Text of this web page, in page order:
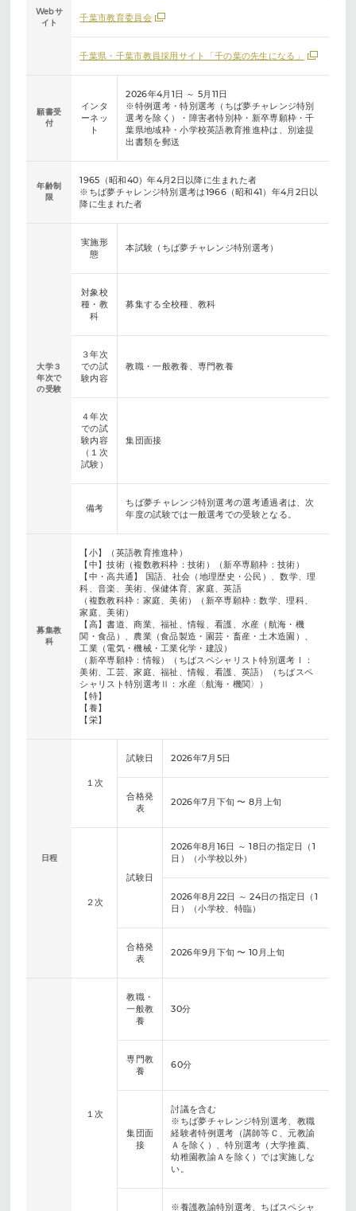
Webサ
イト
千葉市教育委員会
千葉県・千葉市教員採用サイト「千の葉の先生になる」
願書受
付
インタ
ーネッ
ト
2026年4月1日 ～ 5月11日
※特例選考・特別選考（ちば夢チャレンジ特別
選考を除く）・障害者特別枠・新卒専願枠・千
葉県地域枠・小学校英語教育推進枠は、別途提
出書類を郵送
年齢制
限
1965（昭和40）年4月2日以降に生まれた者
※ちば夢チャレンジ特別選考は1966（昭和41）年4月2日以
降に生まれた者
大学３
年次で
の受験
実施形
態
本試験（ちば夢チャレンジ特別選考）
対象校
種・教
科
募集する全校種、教科
３年次
での試
験内容
教職・一般教養、専門教養
４年次
での試
験内容
（１次
試験）
集団面接
備考
ちば夢チャレンジ特別選考の選考通過者は、次
年度の試験では一般選考での受験となる。
募集教
科
【小】（英語教育推進枠）
【中】技術（複数教科枠：技術）（新卒専願枠：技術）
【中・高共通】 国語、社会（地理歴史・公民）、数学、理
科、音楽、美術、保健体育、家庭、英語
（複数教科枠：家庭、美術）（新卒専願枠：数学、理科、
家庭、美術）
【高】書道、商業、福祉、情報、看護、水産（航海・機
関・食品）、農業（食品製造・園芸・畜産・土木造園）、
工業（電気・機械・工業化学・建設）
（新卒専願枠：情報）（ちばスペシャリスト特別選考Ⅰ：
美術、工芸、家庭、福祉、情報、看護、英語）（ちばスペ
シャリスト特別選考Ⅱ：水産〈航海・機関〉）
【特】
【養】
【栄】
日程
１次
試験日 2026年7月5日
合格発
表
2026年7月下旬 〜 8月上旬
２次
試験日
2026年8月16日 ～ 18日の指定日（1
日）（小学校以外）
2026年8月22日 ～ 24日の指定日（1
日）（小学校、特臨）
合格発
表
2026年9月下旬 〜 10月上旬
１次
教職・
一般教
養
30分
専門教
養
60分
集団面
接
討議を含む
※ちば夢チャレンジ特別選考、教職
経験者特例選考（講師等Ｃ、元教諭
Ａを除く）、特別選考（大学推薦、
幼稚園教諭Ａを除く）では実施しな
い。
※養護教諭特別選考、ちばスペシャ